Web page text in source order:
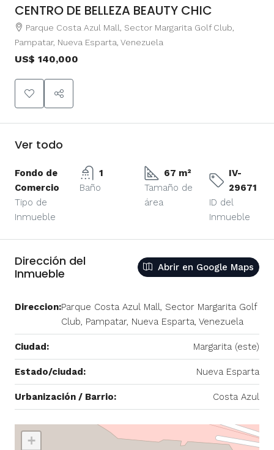
CENTRO DE BELLEZA BEAUTY CHIC
Parque Costa Azul Mall, Sector Margarita Golf Club,
Pampatar, Nueva Esparta, Venezuela
US$ 140,000
Ver todo
Fondo de
Comercio
Tipo de
Inmueble
1
Baño
67 m²
Tamaño de
área
IV-
29671
ID del
Inmueble
Dirección del
Inmueble
Abrir en Google Maps
Direccion:Parque Costa Azul Mall, Sector Margarita Golf
Club, Pampatar, Nueva Esparta, Venezuela
Ciudad: Margarita (este)
Estado/ciudad: Nueva Esparta
Urbanización / Barrio: Costa Azul
+